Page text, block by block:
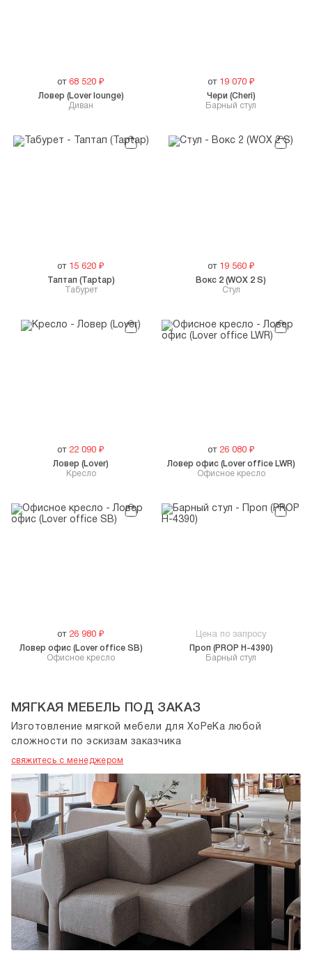
от 68 520 ₽
Диван
Ловер (Lover lounge)
от 19 070₽
Барный стул
Чери (Cheri)
от 15 620 ₽
Табурет
Таптап (Taptap)
от 19 560₽
Cтул
Вокс 2 (WOX 2 S)
от 22 090 ₽
Кресло
Ловер (Lover)
от 26 080₽
Офисное кресло
Ловер офис (Lover office LWR)
от 26 980 ₽
Офисное кресло
Ловер офис (Lover office SB)
Цена по запросу
Барный стул
Проп (PROP H-4390)
МЯГКАЯ МЕБЕЛЬ ПОД ЗАКАЗ
Изготовление мягкой мебели для ХоРеКа любой
сложности по эскизам заказчика
свяжитесь с менеджером